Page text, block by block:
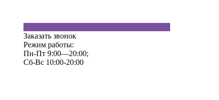
Заказать звонок
Режим работы:
Пн-Пт 9:00—20:00;
Сб-Вс 10:00-20:00